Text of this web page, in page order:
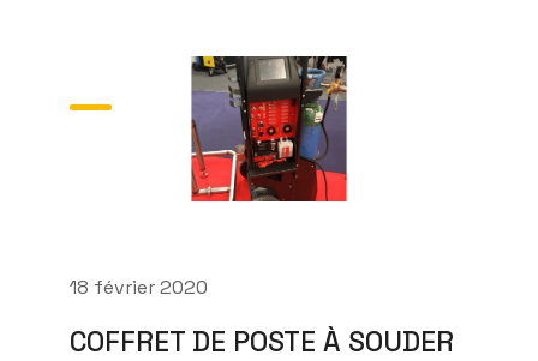
18 février 2020
COFFRET DE POSTE À SOUDER